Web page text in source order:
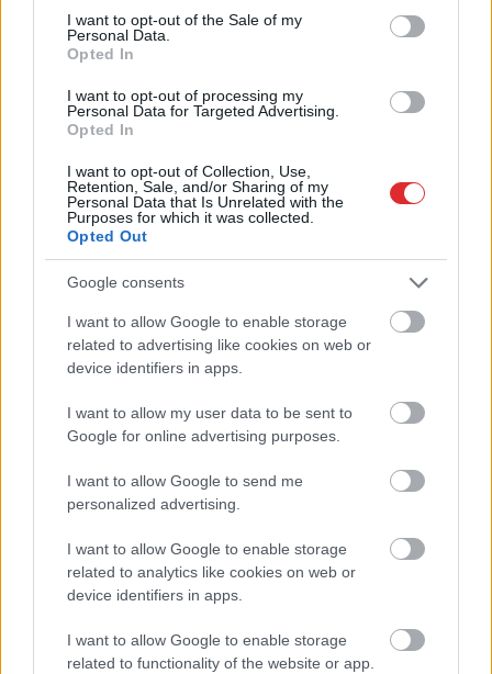
consent section.
I want to opt-out of the Sale of my
Personal Data.
Opted In
I want to opt-out of processing my
Personal Data for Targeted Advertising.
Opted In
I want to opt-out of Collection, Use,
Retention, Sale, and/or Sharing of my
Personal Data that Is Unrelated with the
Purposes for which it was collected.
Opted Out
Google consents
I want to allow Google to enable storage
related to advertising like cookies on web or
device identifiers in apps.
I want to allow my user data to be sent to
Google for online advertising purposes.
I want to allow Google to send me
personalized advertising.
I want to allow Google to enable storage
related to analytics like cookies on web or
device identifiers in apps.
I want to allow Google to enable storage
related to functionality of the website or app.
SPKC iecerēto pētījumu
“Tasir nāvīgs kokteilis,” NMPD
atklāj, kā viena kļūda svētdien
“Pēc sešiem vakarā attopies, ka
aliņu vairs nevar nopirkt!” Dvarionas
alkohola iegādes ierobežojumi
“Briesmīgākais, ko mamma var
piedzīvot…” Adrianas Miglānes
mamma pirmo reizi atklāti stāsta
1917. gadā.” Militārais eksperts
skaidro, kas līdz kaulam var
“Kam ir alkohols, nāciet priekšā
rindai!” Pārdevējas attieksme
alkoholisms Latvijā rit pilnā sparā
Atcelt Ziņot